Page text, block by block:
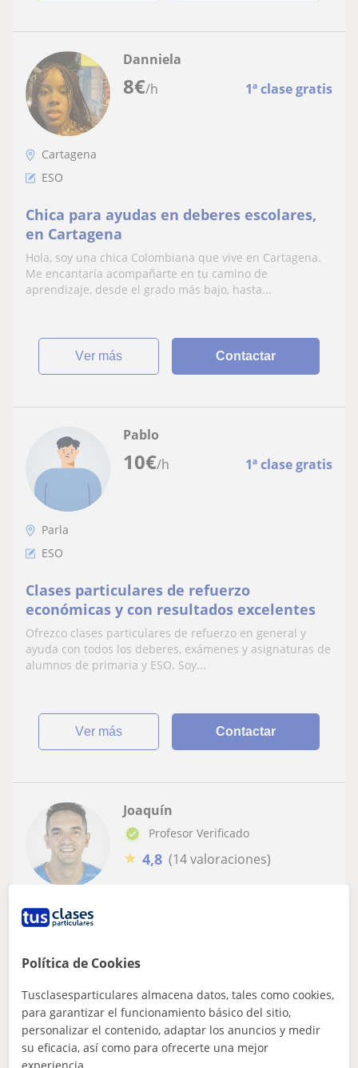
8€/h 1ª clase gratis
Danniela
Cartagena
ESO
Chica para ayudas en deberes escolares,
en Cartagena
Hola, soy una chica Colombiana que vive en Cartagena.
Me encantaría acompañarte en tu camino de
aprendizaje, desde el grado más bajo, hasta...
ver más Contactar
10€/h 1ª clase gratis
Pablo
Parla
ESO
Clases particulares de refuerzo
económicas y con resultados excelentes
Ofrezco clases particulares de refuerzo en general y
ayuda con todos los deberes, exámenes y asignaturas de
alumnos de primaria y ESO. Soy...
ver más Contactar
Joaquín
Profesor Verificado
★ 4,8 (14 valoraciones)
Getafe, Fuenlabrada, Leganés,...
Inglés
Hola!Me llamo Joaquín y soy maestro y orientador
educativo. Actualmente estoy en posesión del certificado
de nivel C1 de Inglés.Me ofrezco...
Política de Cookies
Tusclasesparticulares almacena datos, tales como cookies,
para garantizar el funcionamiento básico del sitio,
personalizar el contenido, adaptar los anuncios y medir
su eficacia, así como para ofrecerte una mejor
experiencia.